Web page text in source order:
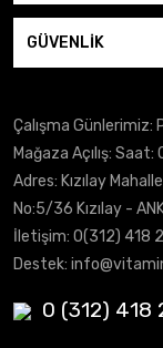
GÜVENLİK
Çalışma
Mağaza Açılış:
Adres: Kızılay
No:5/36 Kızılay -
İletişim: 0(312) 418
Destek:
0 (312) 418